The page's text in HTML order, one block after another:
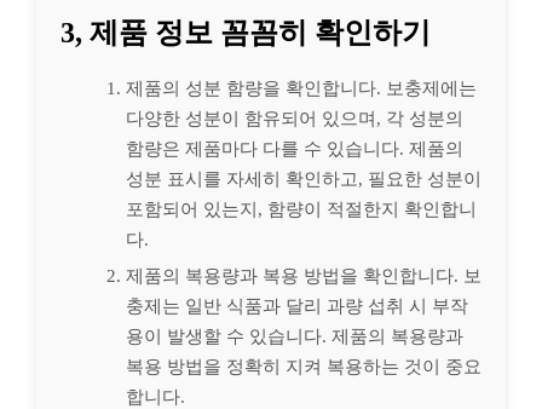
3, 제품 정보 꼼꼼히 확인하기
제품의 성분 함량을 확인합니다. 보충제에는
다양한 성분이 함유되어 있으며, 각 성분의
함량은 제품마다 다를 수 있습니다. 제품의
성분 표시를 자세히 확인하고, 필요한 성분이
포함되어 있는지, 함량이 적절한지 확인합니
다.
제품의 복용량과 복용 방법을 확인합니다. 보
충제는 일반 식품과 달리 과량 섭취 시 부작
용이 발생할 수 있습니다. 제품의 복용량과
복용 방법을 정확히 지켜 복용하는 것이 중요
합니다.